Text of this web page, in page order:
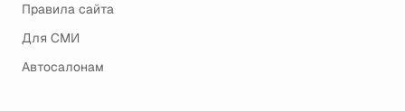
Правила сайта
Для СМИ
Автосалонам